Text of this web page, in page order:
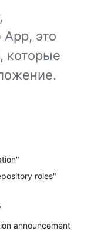
это
которые
roles"
announcement